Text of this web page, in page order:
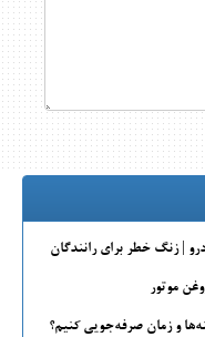
| زنگ خطر برای رانندگان
موتور
و زمان صرفه‌جویی کنیم؟